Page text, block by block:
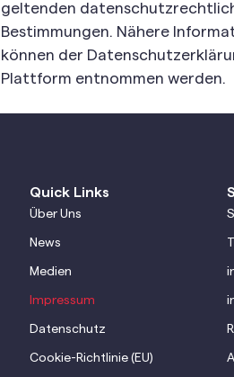
geltenden
Bestimmungen. Nähere
können der
Plattform entnommen werden.
Quick Links
Über Uns
News
Medien
Impressum
Datenschutz
Cookie-Richtlinie (EU)